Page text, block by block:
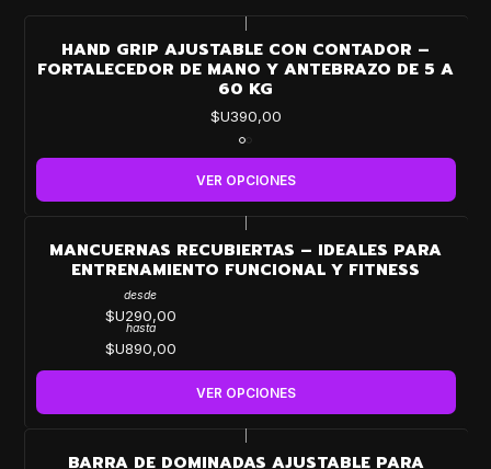
HAND GRIP AJUSTABLE CON CONTADOR –
FORTALECEDOR DE MANO Y ANTEBRAZO DE 5 A
60 KG
$U390,00
VER OPCIONES
MANCUERNAS RECUBIERTAS – IDEALES PARA
ENTRENAMIENTO FUNCIONAL Y FITNESS
desde
$U290,00
hasta
$U890,00
VER OPCIONES
BARRA DE DOMINADAS AJUSTABLE PARA